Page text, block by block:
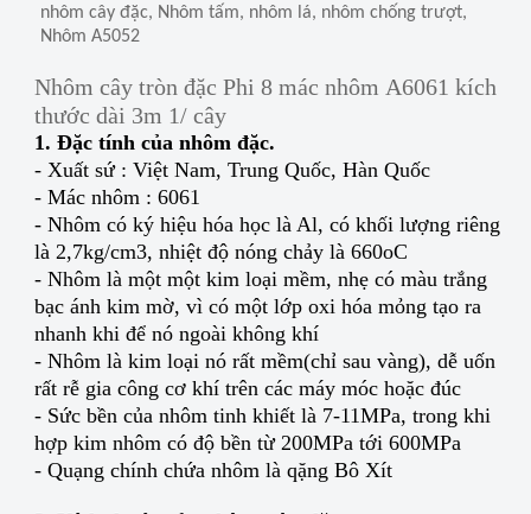
nhôm cây đặc, Nhôm tấm, nhôm lá, nhôm chống trượt,
Nhôm A5052
Nhôm cây tròn đặc Phi 8 mác nhôm A6061 kích
thước dài 3m 1/ cây
1. Đặc tính của nhôm đặc.
- Xuất sứ : Việt Nam, Trung Quốc, Hàn Quốc
- Mác nhôm : 6061
- Nhôm có ký hiệu hóa học là Al, có khối lượng riêng
là 2,7kg/cm3, nhiệt độ nóng chảy là 660oC
- Nhôm là một một kim loại mềm, nhẹ có màu trắng
bạc ánh kim mờ, vì có một lớp oxi hóa mỏng tạo ra
nhanh khi để nó ngoài không khí
- Nhôm là kim loại nó rất mềm(chỉ sau vàng), dễ uốn
rất rễ gia công cơ khí trên các máy móc hoặc đúc
- Sức bền của nhôm tinh khiết là 7-11MPa, trong khi
hợp kim nhôm có độ bền từ 200MPa tới 600MPa
- Quạng chính chứa nhôm là qặng Bô Xít